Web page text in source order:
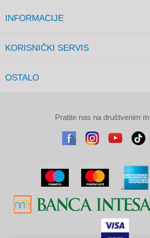
INFORMACIJE
KORISNIČKI SERVIS
OSTALO
Pratite nas na društvenim